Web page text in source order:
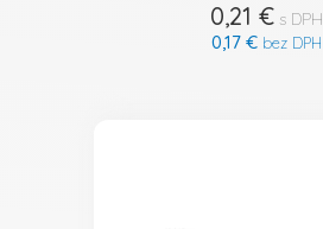
0,21 €s DPH
0,17 €bez DPH